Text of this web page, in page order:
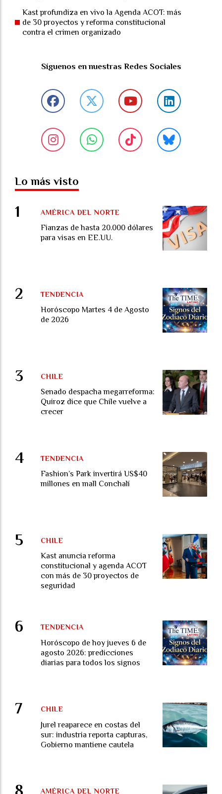
Kast profundiza en vivo la Agenda ACOT: más
de 30 proyectos y reforma constitucional
contra el crimen organizado
Síguenos en nuestras Redes Sociales
Lo más visto
Fianzas de hasta 20.000 dólares
para visas en EE.UU.
AMÉRICA DEL NORTE
Horóscopo Martes 4 de Agosto
de 2026
TENDENCIA
Senado despacha megarreforma:
Quiroz dice que Chile vuelve a
crecer
CHILE
Fashion’s Park invertirá US$40
millones en mall Conchalí
TENDENCIA
Kast anuncia reforma
constitucional y agenda ACOT
con más de 30 proyectos de
seguridad
CHILE
Horóscopo de hoy jueves 6 de
agosto 2026: predicciones
diarias para todos los signos
TENDENCIA
Jurel reaparece en costas del
sur: industria reporta capturas,
Gobierno mantiene cautela
CHILE
AMÉRICA DEL NORTE